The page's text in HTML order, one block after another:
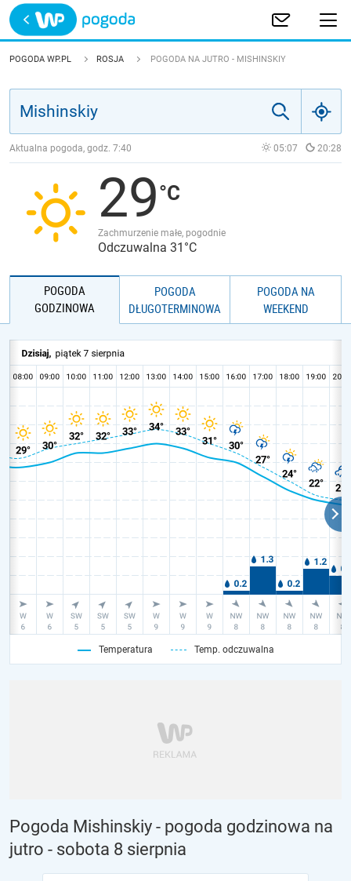
Trwa ładowanie
POLSKA
JAKOŚĆ POWIETRZA
POGODA WP.PL ROSJA POGODA NA JUTRO - MISHINSKIY
Aktualna pogoda, godz. 7:40 05:07 20:28
29
Zachmurzenie małe, pogodnie
Odczuwalna 31°C
POGODA
GODZINOWA
POGODA
DŁUGOTERMINOWA
POGODA NA
WEEKEND
Temperatura Temp. odczuwalna
Pogoda Mishinskiy - pogoda godzinowa na
jutro - sobota 8 sierpnia